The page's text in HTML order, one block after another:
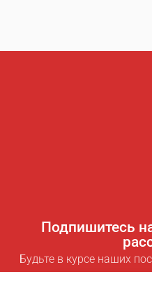
Подпишитесь
Будьте в курсе наших